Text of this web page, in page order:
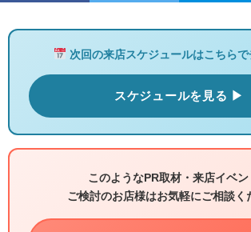
次回の来店スケジュールはこちらで
スケジュールを見る ▶
このようなPR取材・来店イベン
ご検討のお店様はお気軽にご相談く